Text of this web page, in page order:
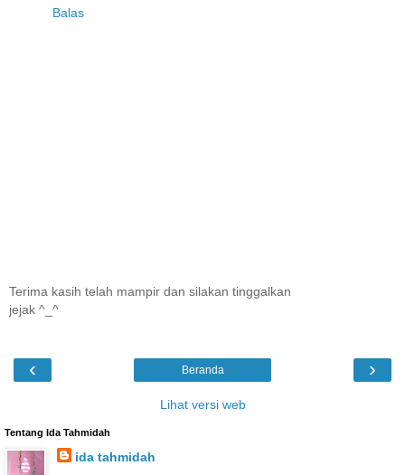
Balas
Terima kasih telah mampir dan silakan tinggalkan
jejak ^_^
‹ ›
Beranda
Lihat versi web
Tentang Ida Tahmidah
ida tahmidah